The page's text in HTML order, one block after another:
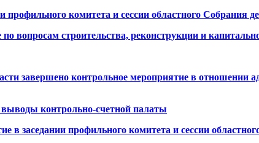
профильного комитета и сессии областного Собрания
вопросам строительства, реконструкции и
завершено контрольное мероприятие в
контрольно-счетной палаты
в заседании профильного комитета и сессии